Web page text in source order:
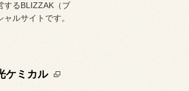
するBLIZZAK（ブ
ルサイトです。
ケミカル